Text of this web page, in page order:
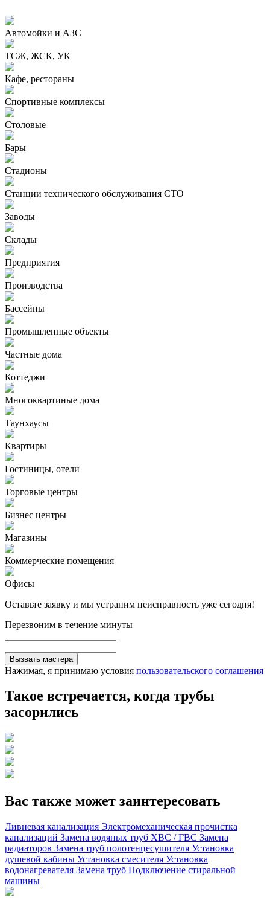
Автомойки и АЗС
ТСЖ, ЖСК, УК
Кафе, рестораны
Спортивные комплексы
Столовые
Бары
Стадионы
Станции технического обслуживания СТО
Заводы
Склады
Предприятия
Производства
Бассейны
Промышленные объекты
Частные дома
Коттеджи
Многоквартиные дома
Таунхаусы
Квартиры
Гостиницы, отели
Торговые центры
Бизнес центры
Магазины
Коммерческие помещения
Офисы
Оставьте заявку и мы устраним неисправность уже сегодня!
Перезвоним в течение минуты
Вызвать мастера
Нажимая, я принимаю условия пользовательского соглашения
Такое встречается, когда трубы
засорились
Вас также может заинтересовать
Ливневая канализация Электромеханическая прочистка
канализаций Замена водяных труб ХВС / ГВС Замена
радиаторов Замена труб полотенцесушителя Установка
душевой кабины Установка смесителя Установка
водонагревателя Замена труб Подключение стиральной
машины